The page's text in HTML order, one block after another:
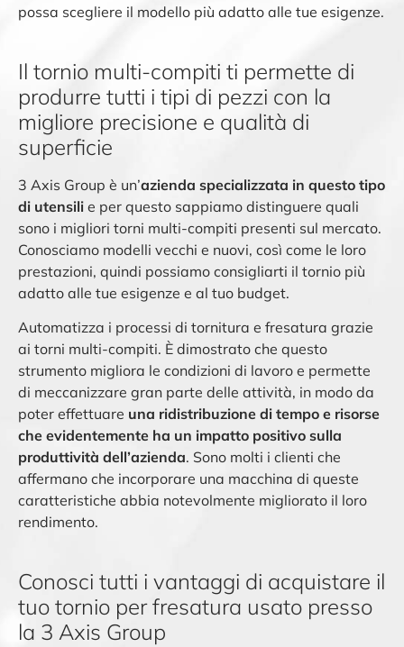
possa scegliere il modello più adatto alle tue esigenze.
Il tornio multi-compiti ti permette di
produrre tutti i tipi di pezzi con la
migliore precisione e qualità di
superficie
3 Axis Group è un’azienda specializzata in questo tipo
di utensili e per questo sappiamo distinguere quali
sono i migliori torni multi-compiti presenti sul mercato.
Conosciamo modelli vecchi e nuovi, così come le loro
prestazioni, quindi possiamo consigliarti il ​​tornio più
adatto alle tue esigenze e al tuo budget.
Automatizza i processi di tornitura e fresatura grazie
ai torni multi-compiti. È dimostrato che questo
strumento migliora le condizioni di lavoro e permette
di meccanizzare gran parte delle attività, in modo da
poter effettuare una ridistribuzione di tempo e risorse
che evidentemente ha un impatto positivo sulla
produttività dell’azienda. Sono molti i clienti che
affermano che incorporare una macchina di queste
caratteristiche abbia notevolmente migliorato il loro
rendimento.
Conosci tutti i vantaggi di acquistare il
tuo tornio per fresatura usato presso
la 3 Axis Group